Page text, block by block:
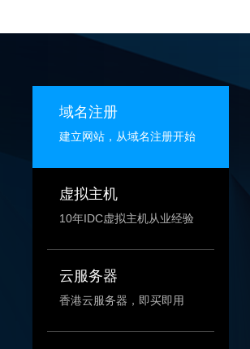
域名注册
建立网站，从域名注册开始
虚拟主机
10年IDC虚拟主机从业经验
云服务器
香港云服务器，即买即用